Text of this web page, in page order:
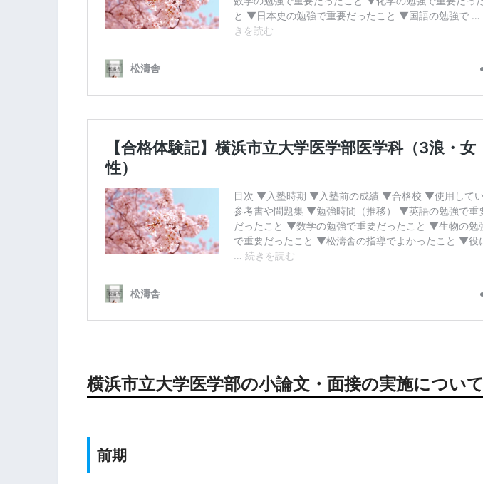
横浜市立大学医学部の小論文・面接の実施について
前期